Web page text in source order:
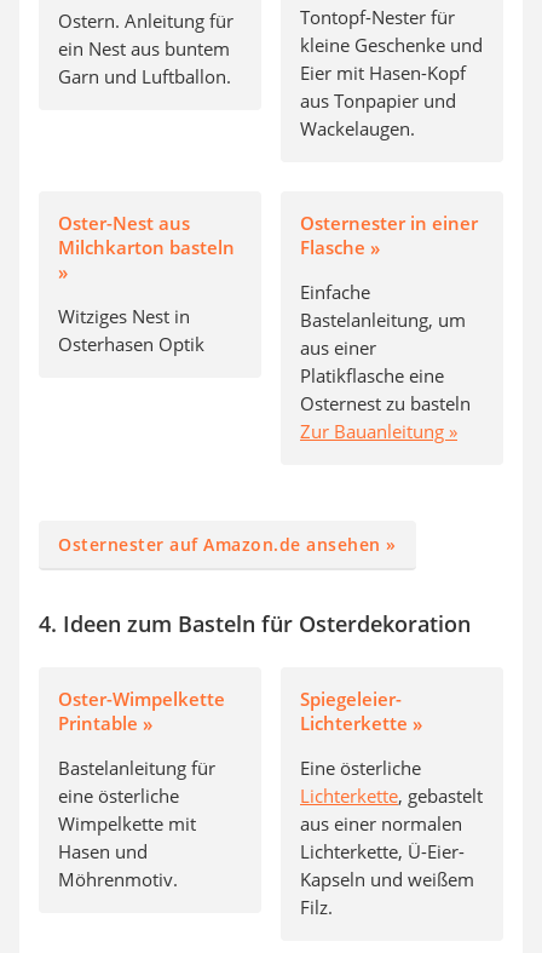
Ostern. Anleitung für
ein Nest aus buntem
Garn und Luftballon.
Tontopf-Nester für
kleine Geschenke und
Eier mit Hasen-Kopf
aus Tonpapier und
Wackelaugen.
Oster-Nest aus
Milchkarton basteln
»
Witziges Nest in
Osterhasen Optik
Osternester in einer
Flasche »
Einfache
Bastelanleitung, um
aus einer
Platikflasche eine
Osternest zu basteln
Zur Bauanleitung »
Osternester auf Amazon.de ansehen »
4. Ideen zum Basteln für Osterdekoration
Oster-Wimpelkette
Printable »
Bastelanleitung für
eine österliche
Wimpelkette mit
Hasen und
Möhrenmotiv.
Spiegeleier-
Lichterkette »
Eine österliche
Lichterkette, gebastelt
aus einer normalen
Lichterkette, Ü-Eier-
Kapseln und weißem
Filz.